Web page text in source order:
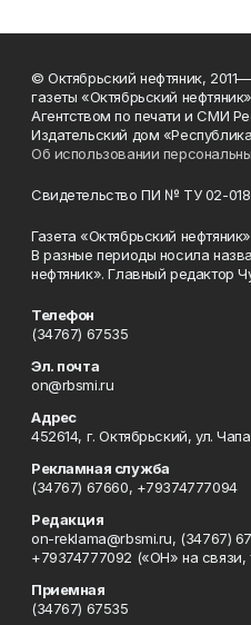
© Октябрьский нефтяник,
газеты «Октябрьский
Агентством по печати и СМИ
Издательский дом
Об использовании
Свидетельство ПИ № ТУ 02-
Газета «Октябрьский
В разные периоды носила
нефтяник». Главный редактор
Телефон
(34767) 67535
Эл. почта
on@rbsmi.ru
Адрес
452614, г. Октябрьский, ул.
Рекламная служба
(34767) 67660, +79374777094
Редакция
on-reklama@rbsmi.ru, (34767)
+79374777092 («ОН» на связи,
Приемная
(34767) 67535